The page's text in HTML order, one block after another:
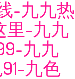
-九九热
里-九九
九九
九色